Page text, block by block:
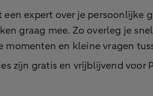
expert over je persoonlijke
graag mee. Zo overleg je
momenten en kleine vragen
zijn gratis en vrijblijvend voor